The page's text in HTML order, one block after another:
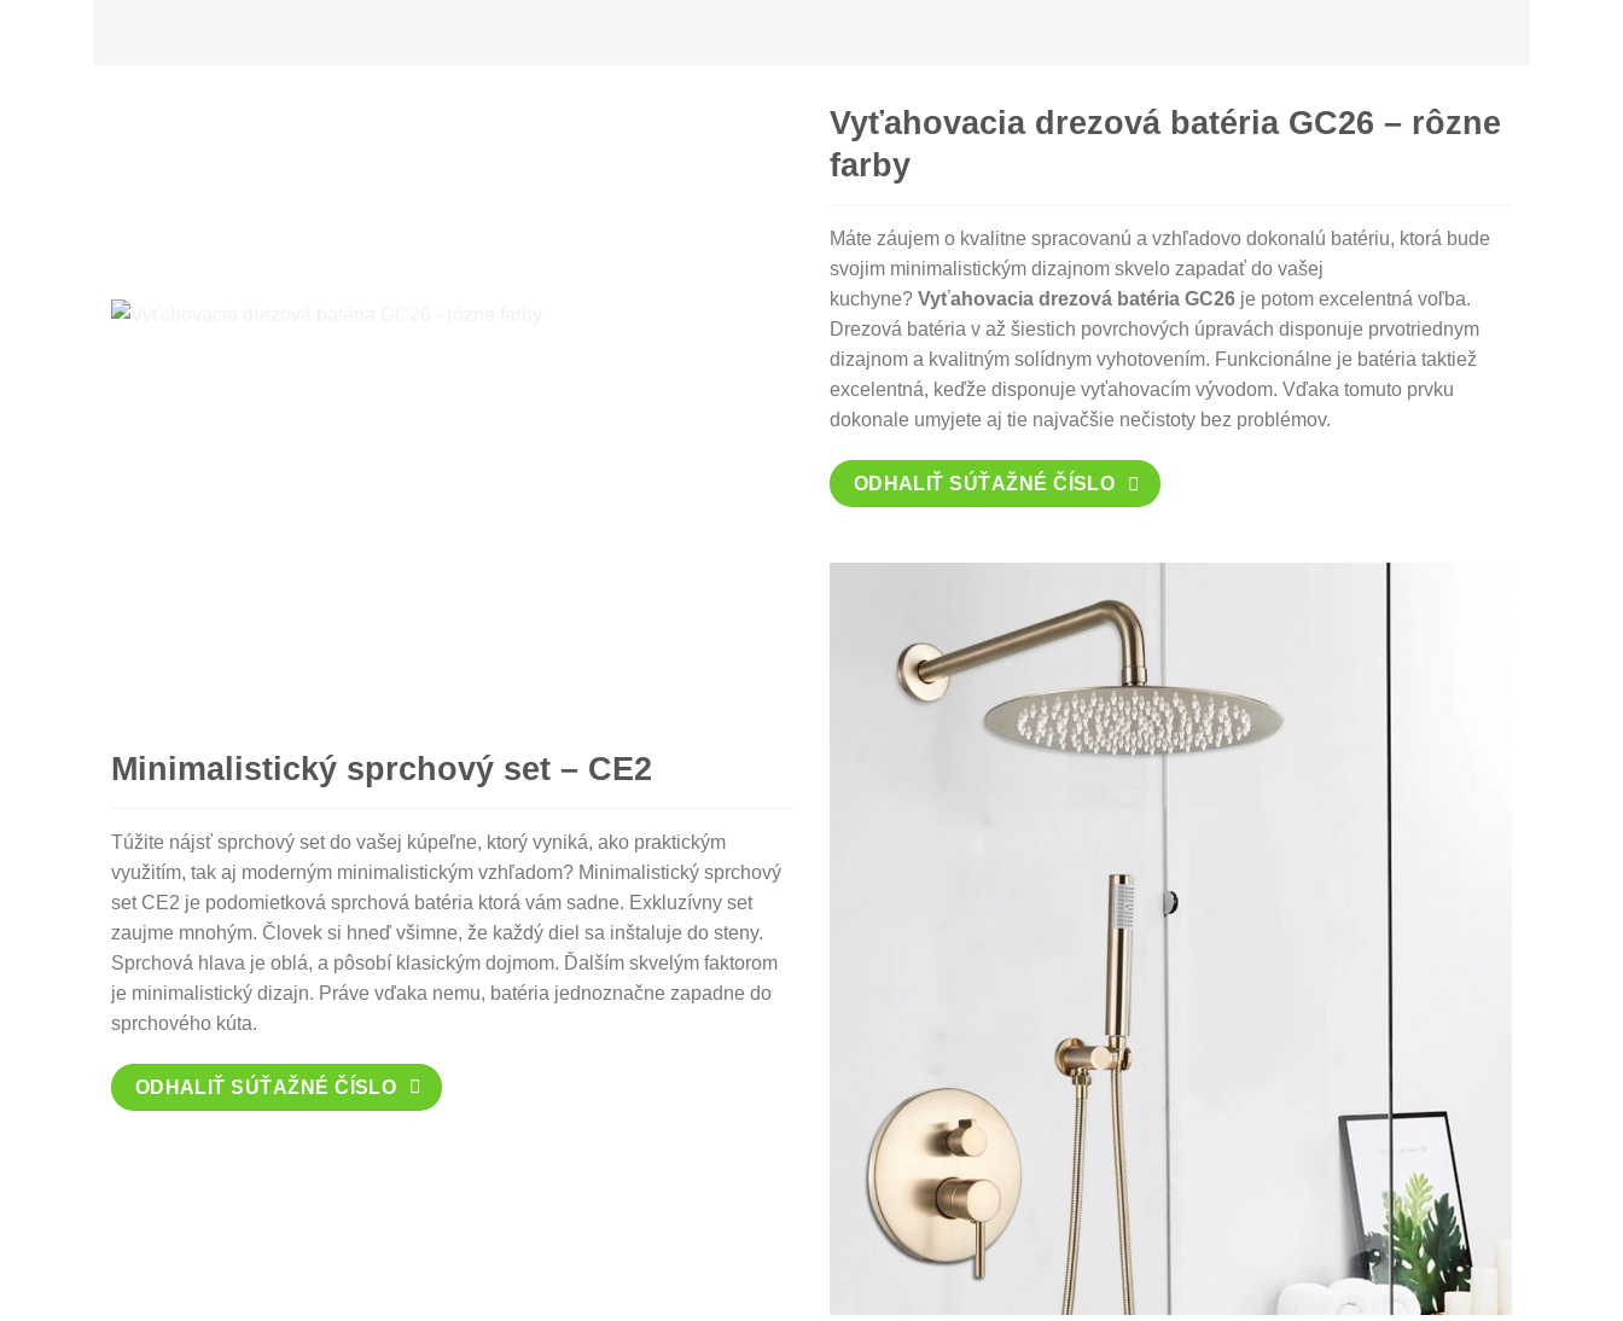
Vyťahovacia drezová batéria GC26 – rôzne
farby
Máte záujem o kvalitne spracovanú a vzhľadovo dokonalú batériu, ktorá bude
svojim minimalistickým dizajnom skvelo zapadať do vašej
kuchyne? Vyťahovacia drezová batéria GC26 je potom excelentná voľba.
Drezová batéria v až šiestich povrchových úpravách disponuje prvotriednym
dizajnom a kvalitným solídnym vyhotovením. Funkcionálne je batéria taktiež
excelentná, keďže disponuje vyťahovacím vývodom. Vďaka tomuto prvku
dokonale umyjete aj tie najvačšie nečistoty bez problémov.
ODHALIŤ SÚŤAŽNÉ ČÍSLO
Minimalistický sprchový set – CE2
Túžite nájsť sprchový set do vašej kúpeľne, ktorý vyniká, ako praktickým
využitím, tak aj moderným minimalistickým vzhľadom? Minimalistický sprchový
set CE2 je podomietková sprchová batéria ktorá vám sadne. Exkluzívny set
zaujme mnohým. Človek si hneď všimne, že každý diel sa inštaluje do steny.
Sprchová hlava je oblá, a pôsobí klasickým dojmom. Ďalším skvelým faktorom
je minimalistický dizajn. Práve vďaka nemu, batéria jednoznačne zapadne do
sprchového kúta.
ODHALIŤ SÚŤAŽNÉ ČÍSLO